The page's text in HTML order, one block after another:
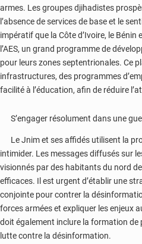
armes. Les groupes djihadistes
l’absence de services de base et le
impératif que la Côte d’Ivoire, le
l’AES, un grand programme de
pour leurs zones septentrionales. Ce
infrastructures, des programmes
facilité à l’éducation, afin de réduire
S’engager résolument dans une
Le Jnim et ses affidés utilisent la
intimider. Les messages diffusés sur
visionnés par des habitants du nord
efficaces. Il est urgent d’établir une
conjointe pour contrer la
forces armées et expliquer les enjeux
doit également inclure la formation de
lutte contre la désinformation.